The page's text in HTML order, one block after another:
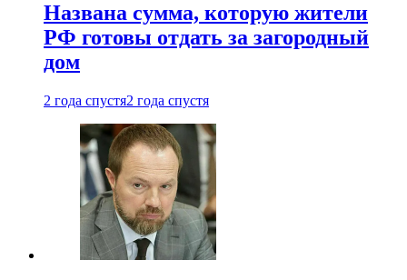
Названа сумма, которую жители
РФ готовы отдать за загородный
дом
2 года спустя2 года спустя